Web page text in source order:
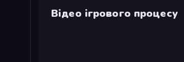
Відео ігрового процесу